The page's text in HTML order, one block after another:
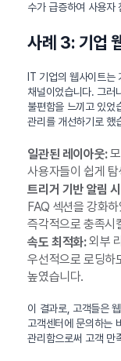
수가 급증하여 사용자
사례 3: 기업
IT 기업의 웹사이트는
채널이었습니다. 그러
불편함을 느끼고 있었
관리를 개선하기로 했
일관된 레이아웃:모
사용자들이 쉽게
트리거 기반 알림
FAQ 섹션을 강화
즉각적으로 충족시
속도 최적화:외부
우선적으로 로딩하
높였습니다.
이 결과로, 고객들은
고객센터에 문의하는
관리함으로써 고객 만